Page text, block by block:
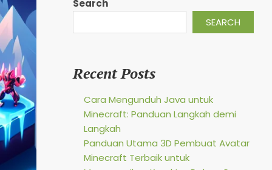
Search
SEARCH
Recent Posts
Cara Mengunduh Java untuk
Minecraft: Panduan Langkah demi
Langkah
Panduan Utama 3D Pembuat Avatar
Minecraft Terbaik untuk